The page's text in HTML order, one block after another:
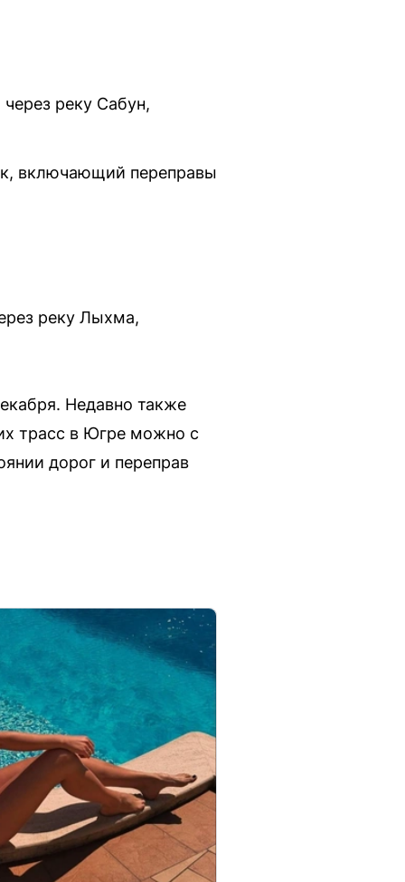
реку Сабун,
включающий переправы
реку Лыхма,
Недавно также
трасс в Югре можно с
дорог и переправ